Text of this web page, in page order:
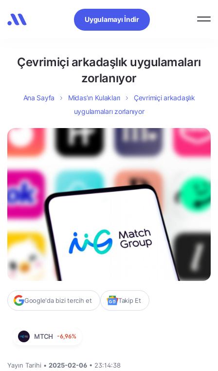
Uygulamayı İndir
Çevrimiçi arkadaşlık uygulamaları
zorlanıyor
Ana Sayfa Midas’ın Kulakları
Çevrimiçi arkadaşlık
uygulamaları zorlanıyor
Google'da bizi tercih et Takip Et
MTCH -6,96%
Yayın Tarihi • 2025-02-06 • 23:14:38